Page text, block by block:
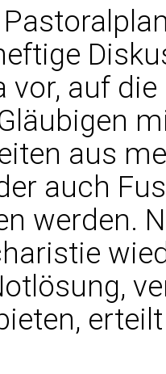
vor, auf
aus
auch
werden.